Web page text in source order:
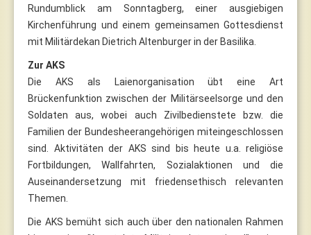
Rundumblick am Sonntagberg, einer ausgiebigen
Kirchenführung und einem gemeinsamen Gottesdienst
mit Militärdekan Dietrich Altenburger in der Basilika.
Zur AKS
Die AKS als Laienorganisation übt eine Art
Brückenfunktion zwischen der Militärseelsorge und den
Soldaten aus, wobei auch Zivilbedienstete bzw. die
Familien der Bundesheerangehörigen miteingeschlossen
sind. Aktivitäten der AKS sind bis heute u.a. religiöse
Fortbildungen, Wallfahrten, Sozialaktionen und die
Auseinandersetzung mit friedensethisch relevanten
Themen.
Die AKS bemüht sich auch über den nationalen Rahmen